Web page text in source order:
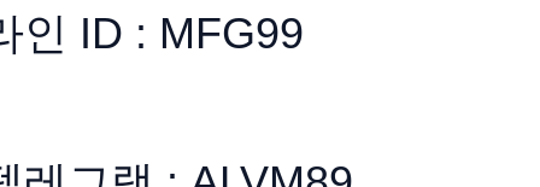
인 ID : MFG99